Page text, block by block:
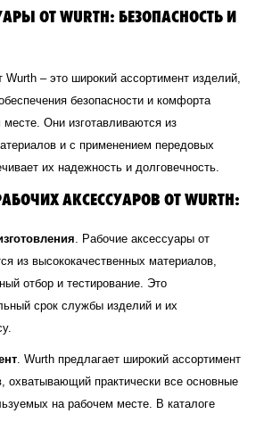
ОТ WURTH: БЕЗОПАСНОСТЬ И
Wurth – это широкий ассортимент изделий,
безопасности и комфорта
месте. Они изготавливаются из
и с применением передовых
их надежность и долговечность.
АКСЕССУАРОВ ОТ WURTH:
. Рабочие аксессуары от
из высококачественных материалов,
отбор и тестирование. Это
срок службы изделий и их
. Wurth предлагает широкий ассортимент
охватывающий практически все основные
на рабочем месте. В каталоге